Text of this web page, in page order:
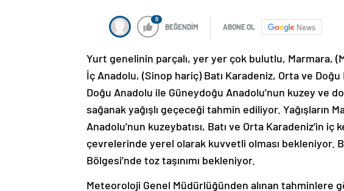
0
BEĞENDİM ABONE OL News
Yurt genelinin parçalı, yer yer çok bulutlu, Marmara,
İç Anadolu, (Sinop hariç) Batı Karadeniz, Orta ve
Doğu Anadolu ile Güneydoğu Anadolu’nun kuzey ve
sağanak yağışlı geçeceği tahmin ediliyor. Yağışların
Anadolu’nun kuzeybatısı, Batı ve Orta Karadeniz’in
çevrelerinde yerel olarak kuvvetli olması bekleniyor.
Bölgesi’nde toz taşınımı bekleniyor.
Meteoroloji Genel Müdürlüğünden alınan tahminlere